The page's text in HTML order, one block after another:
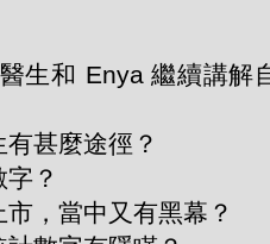
生和 Enya 繼續講解
甚麼途徑？
？
，當中又有黑幕？